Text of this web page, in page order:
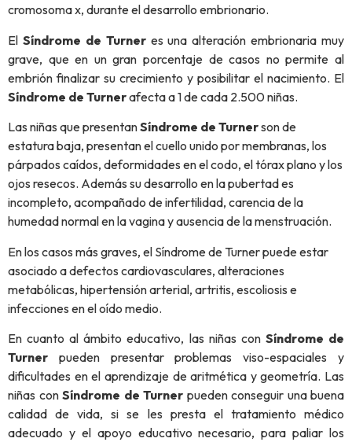
cromosoma x, durante el desarrollo embrionario.
El Síndrome de Turneres una alteración embrionaria muy
grave, que en un gran porcentaje de casos no permite al
embrión finalizar su crecimiento y posibilitar el nacimiento. El
Síndrome de Turnerafecta a 1 de cada 2.500 niñas.
Las niñas que presentanSíndrome de Turnerson de
estatura baja, presentan el cuello unido por membranas, los
párpados caídos, deformidades en el codo, el tórax plano y los
ojos resecos. Además su desarrollo en la pubertad es
incompleto, acompañado de infertilidad, carencia de la
humedad normal en la vagina y ausencia de la menstruación.
En los casos más graves, el Síndrome de Turner puede estar
asociado a defectos cardiovasculares, alteraciones
metabólicas, hipertensión arterial, artritis, escoliosis e
infecciones en el oído medio.
En cuanto al ámbito educativo, las niñas con Síndrome de
Turner pueden presentar problemas viso-espaciales y
dificultades en el aprendizaje de aritmética y geometría. Las
niñas con Síndrome de Turner pueden conseguir una buena
calidad de vida, si se les presta el tratamiento médico
adecuado y el apoyo educativo necesario, para paliar los